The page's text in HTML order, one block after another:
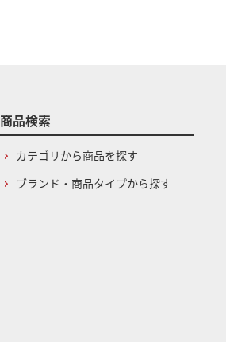
商品検索
カテゴリから商品を探す
ブランド・商品タイプから探す